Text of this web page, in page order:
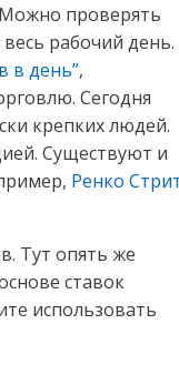
проверять
рабочий день.
в день”,
Сегодня
крепких людей.
Существуют и
Ренко
Тут опять же
ставок
использовать